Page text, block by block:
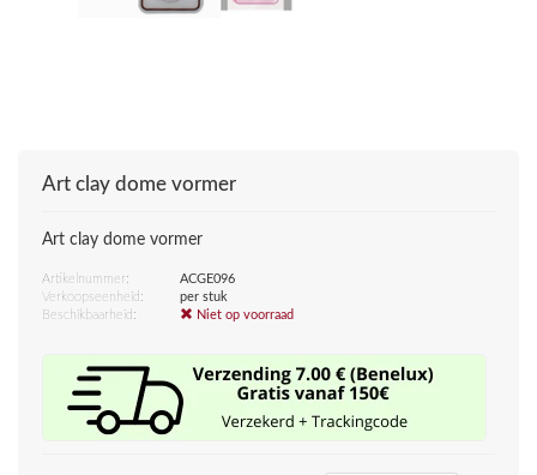
Art clay dome vormer
Art clay dome vormer
Artikelnummer:
ACGE096
Verkoopseenheid:
per stuk
Beschikbaarheid:
Niet op voorraad